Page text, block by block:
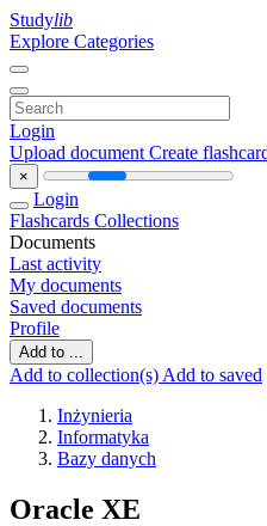
Studylib
Explore Categories
Login
Upload document Create
×
Login
Flashcards Collections
Documents
Last activity
My documents
Saved documents
Profile
Add to ...
Add to collection(s) Add to saved
Inżynieria
Informatyka
Bazy danych
Oracle XE